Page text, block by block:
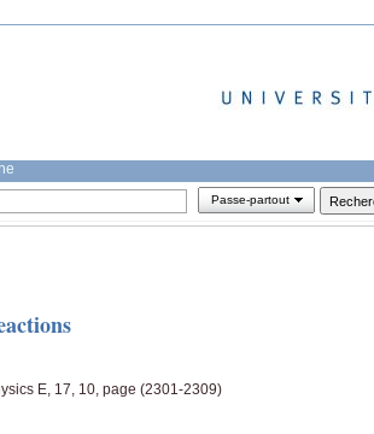
Passe-partout
E, 17, 10, page (2301-2309)